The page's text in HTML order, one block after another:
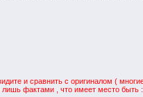
и сравнить с оригиналом (
лишь фактами , что имеет место быть :